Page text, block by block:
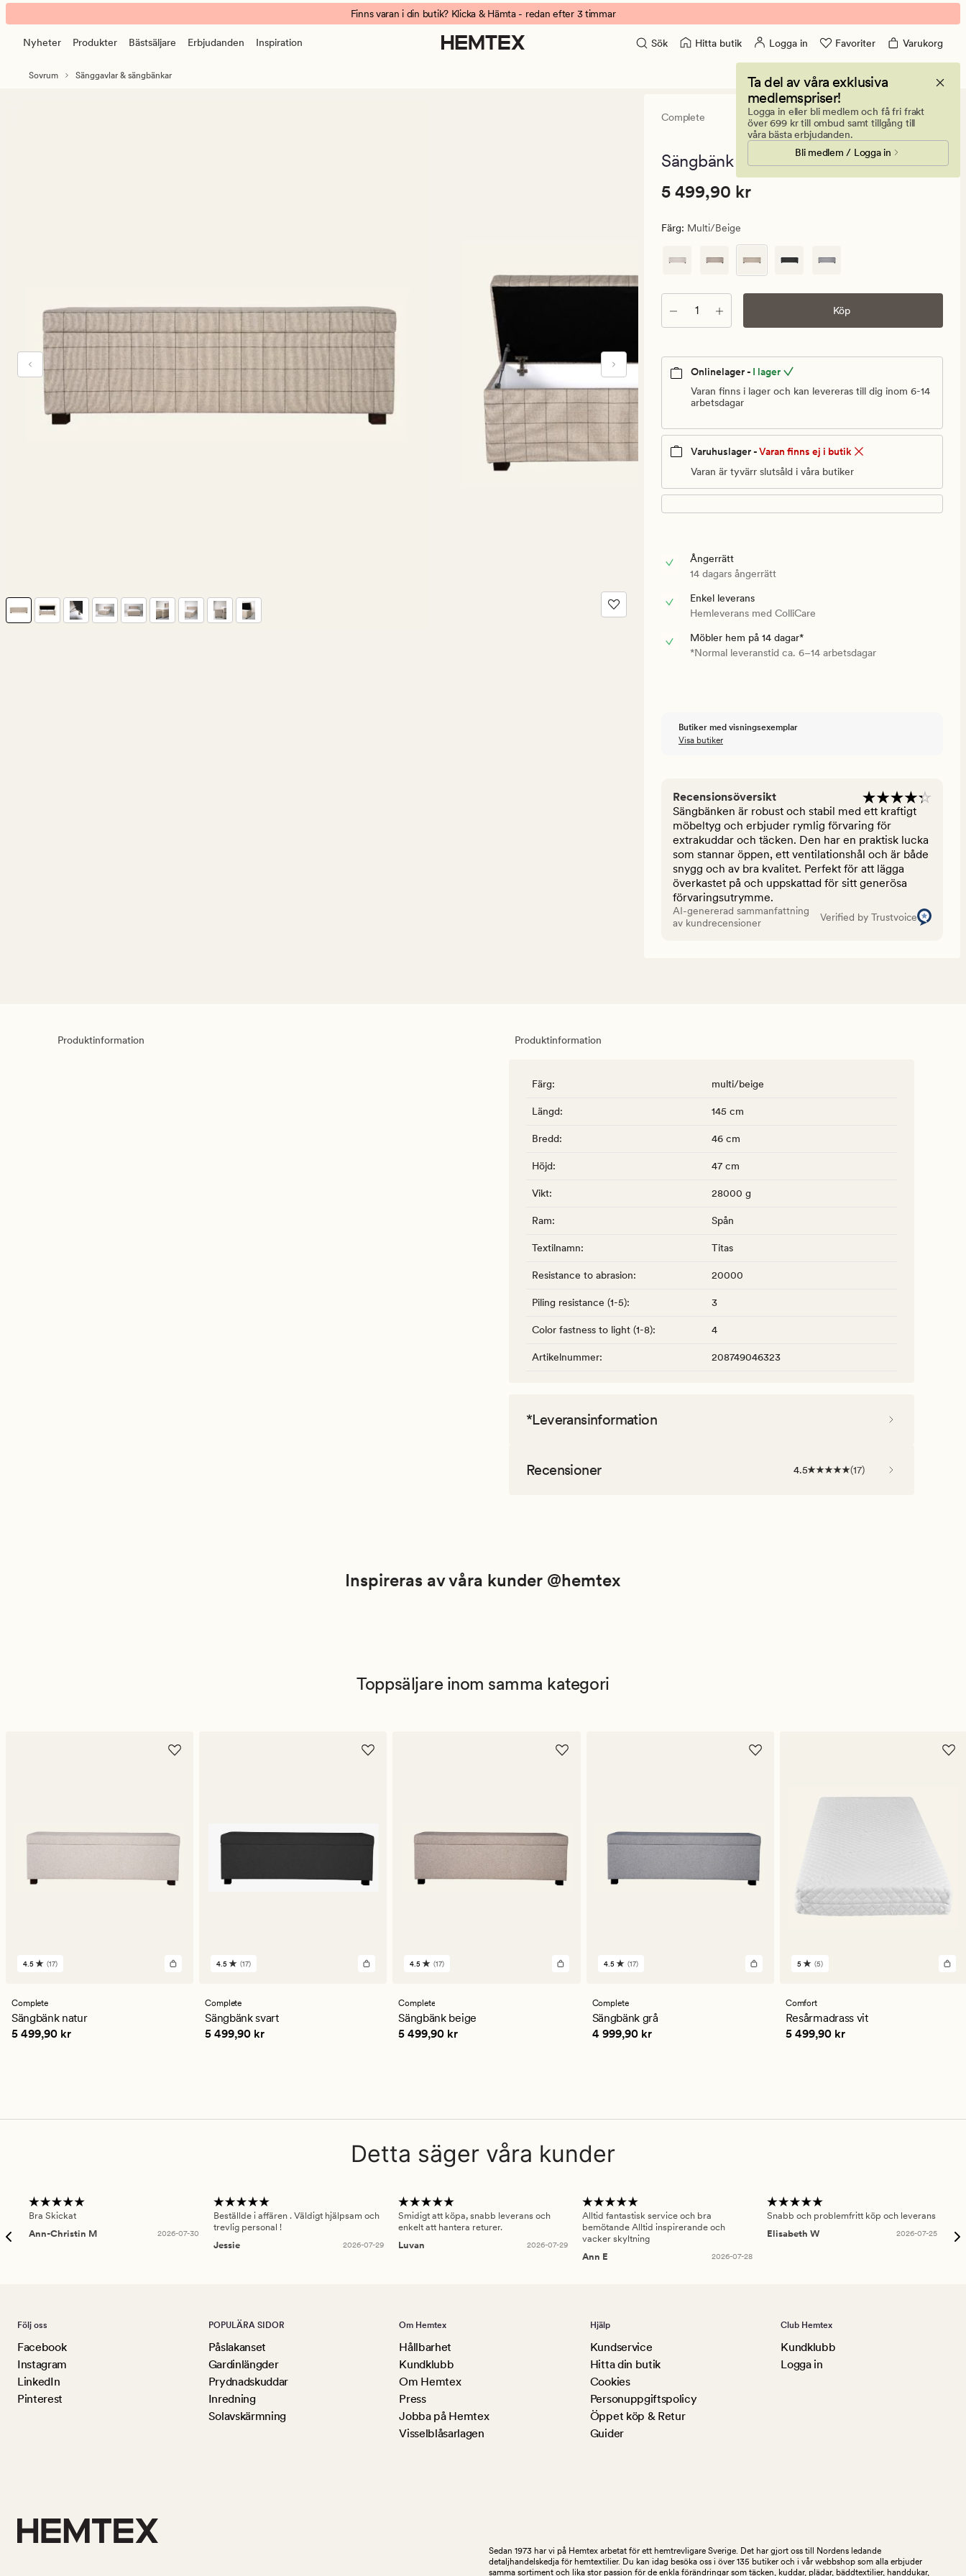
Complete
sängbänk
multi/beige
banner.
Klicka
ESCAPE
Finns varan i din butik? Klicka & Hämta - redan efter 3 timmar
Nyheter Produkter Bästsäljare Erbjudanden Inspiration Sök Hitta butik Logga in Favoriter Varukorg
Ta del av våra exklusiva
medlemspriser!
Logga in eller bli medlem och få fri frakt
över 699 kr till ombud samt tillgång till
våra bästa erbjudanden.
Bli medlem / Logga in
Sovrum Sänggavlar & sängbänkar
Complete
17
omdömen
med
betyg
4.5
Sängbänk multi/beige - 145x46x47 cm
Pris
499,90
Ordinarie
5
499,90
kr
Pris 5 499,90 kr
5 499,90 kr
Färg: Multi/beige
Antal Köp
Onlinelager - I lager
Varan finns i lager och kan levereras till dig inom 6-14
arbetsdagar
Varuhuslager -Varan finns ej i butik
Varan är tyvärr slutsåld i våra butiker
Ångerrätt
14 dagars ångerrätt
Enkel leverans
Hemleverans med ColliCare
Möbler hem på 14 dagar*
*Normal leveranstid ca. 6–14 arbetsdagar
Butiker med visningsexemplar
Visa butiker
Recensionsöversikt
Sängbänken är robust och stabil med ett kraftigt
möbeltyg och erbjuder rymlig förvaring för
extrakuddar och täcken. Den har en praktisk lucka
som stannar öppen, ett ventilationshål och är både
snygg och av bra kvalitet. Perfekt för att lägga
överkastet på och uppskattad för sitt generösa
förvaringsutrymme.
AI-genererad sammanfattning
av kundrecensioner
Verified by Trustvoice
Produktinformation Produktinformation
Färg: multi/beige
Längd: 145 cm
Bredd: 46 cm
Höjd: 47 cm
Vikt: 28000 g
Ram: Spån
Textilnamn: Titas
Resistance to abrasion: 20000
Piling resistance (1-5): 3
Color fastness to light (1-8): 4
Artikelnummer: 208749046323
*Leveransinformation
Recensioner 4.5 (17)
Inspireras av våra kunder @hemtex
Toppsäljare inom samma kategori
17
ett
genomsnittligt
betyg
på
4.5 (17)
Complete
Sängbänk natur
Pris 5 499,90 kr
5 499,90 kr
17
ett
genomsnittligt
betyg
på
4.5 (17)
Complete
Sängbänk svart
Pris 5 499,90 kr
5 499,90 kr
17
ett
genomsnittligt
betyg
på
4.5 (17)
Complete
Sängbänk beige
Pris 5 499,90 kr
5 499,90 kr
17
ett
genomsnittligt
betyg
på
4.5 (17)
Complete
Sängbänk grå
Pris 4 999,90 kr
4 999,90 kr
5
ett
genomsnittligt
betyg
på
5 (5)
Comfort
Resårmadrass vit
Pris 5 499,90 kr
5 499,90 kr
Detta säger våra kunder
Bra Skickat
Ann-Christin M
2026-07-30
Beställde i affären . Väldigt hjälpsam och
trevlig personal !
Jessie
2026-07-29
Smidigt att köpa, snabb leverans och
enkelt att hantera returer.
Luvan
2026-07-29
Alltid fantastisk service och bra
bemötande Alltid inspirerande och
vacker skyltning
Ann E
2026-07-28
Snabb och problemfritt köp och leverans
Elisabeth W
2026-07-25
Följ oss
Facebook
Instagram
LinkedIn
Pinterest
POPULÄRA SIDOR
Påslakanset
Gardinlängder
Prydnadskuddar
Inredning
Solavskärmning
Om Hemtex
Hållbarhet
Kundklubb
Om Hemtex
Press
Jobba på Hemtex
Visselblåsarlagen
Hjälp
Kundservice
Hitta din butik
Cookies
Personuppgiftspolicy
Öppet köp & Retur
Guider
Club Hemtex
Kundklubb
Logga in
Sedan 1973 har vi på Hemtex arbetat för ett hemtrevligare Sverige. Det har gjort oss till Nordens ledande
detaljhandelskedja för hemtextilier. Du kan idag besöka oss i över 135 butiker och i vår webbshop som alla erbjuder
samma sortiment och lika stor passion för de enkla förändringar som täcken, kuddar, plädar, bäddtextilier, handdukar,